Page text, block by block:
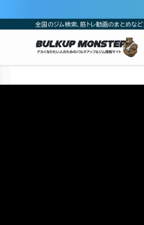
全国のジム検索、筋トレ動画のまとめな